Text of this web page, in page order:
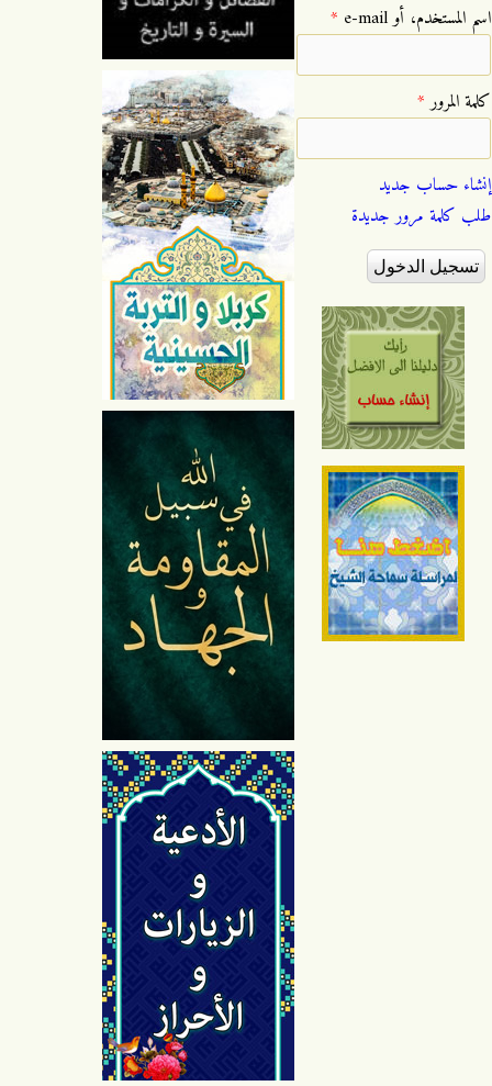
‏اسم المستخدم، أو e-mail ‏ *
‏كلمة المرور ‏*
إنشاء حساب جديد
طلب كلمة مرور جديدة